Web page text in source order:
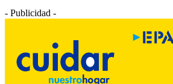
- Publicidad -